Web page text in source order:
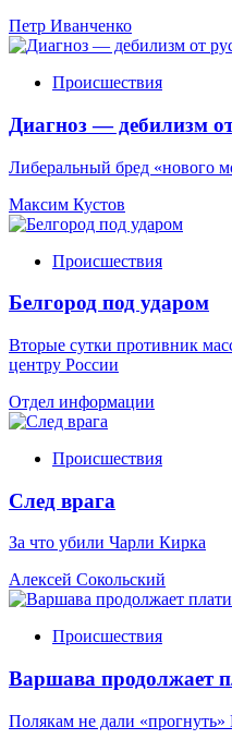
Петр Иванченко
Происшествия
Диагноз — дебилизм
Либеральный бред «нового
Максим Кустов
Происшествия
Белгород под ударом
Вторые сутки противник
центру России
Отдел информации
Происшествия
След врага
За что убили Чарли Кирка
Алексей Сокольский
Происшествия
Варшава продолжает
Полякам не дали «прогнуть»